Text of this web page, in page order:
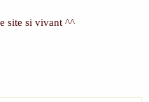
site si vivant ^^